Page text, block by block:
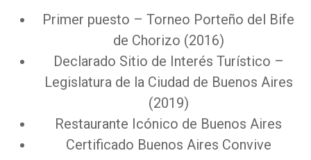
Primer puesto – Torneo Porteño del Bife
de Chorizo (2016)
Declarado Sitio de Interés Turístico –
Legislatura de la Ciudad de Buenos Aires
(2019)
Restaurante Icónico de Buenos Aires
Certificado Buenos Aires Convive